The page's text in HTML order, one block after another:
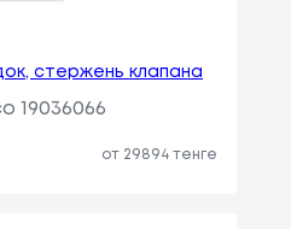
стержень клапана
19036066
от 29894 тенге